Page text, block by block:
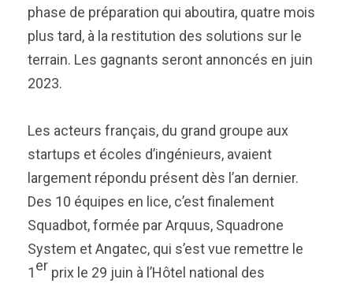
phase de préparation qui aboutira, quatre mois
plus tard, à la restitution des solutions sur le
terrain. Les gagnants seront annoncés en juin
2023.
Les acteurs français, du grand groupe aux
startups et écoles d’ingénieurs, avaient
largement répondu présent dès l’an dernier.
Des 10 équipes en lice, c’est finalement
Squadbot, formée par Arquus, Squadrone
System et Angatec, qui s’est vue remettre le
1er prix le 29 juin à l’Hôtel national des